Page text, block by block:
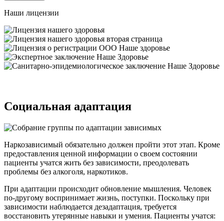
Наши лицензии
Социальная адаптация
Наркозависимый обязательно должен пройти этот этап. Кроме
предоставления ценной информации о своем состоянии
пациенты учатся жить без зависимости, преодолевать
проблемы без алкоголя, наркотиков.
При адаптации происходит обновление мышления. Человек
по-другому воспринимает жизнь, поступки. Поскольку при
зависимости наблюдается дезадаптация, требуется
восстановить утерянные навыки и умения. Пациенты учатся: